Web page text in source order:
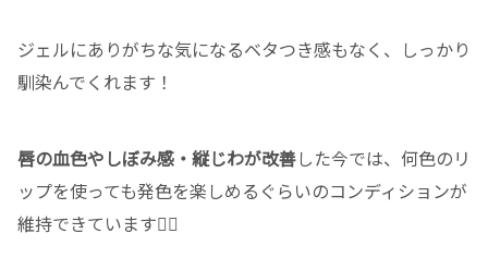
ジェルにありがちな気になるベタつき感もなく、しっかり
馴染んでくれます！
唇の血色やしぼみ感・縦じわが改善した今では、何色のリ
ップを使っても発色を楽しめるぐらいのコンディションが
維持できています✌🏻